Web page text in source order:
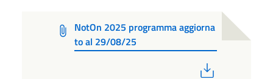
NotOn 2025 programma aggiorna
to al 29/08/25